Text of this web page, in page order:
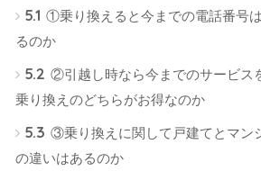
5.1 ①乗り換えると今までの電話番号
るのか
5.2 ②引越し時なら今までのサービス
乗り換えのどちらがお得なのか
5.3 ③乗り換えに関して戸建てとマン
の違いはあるのか